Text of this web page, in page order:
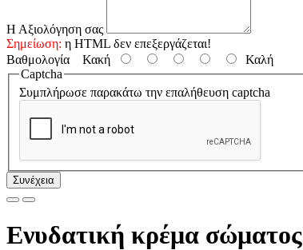
Η Αξιολόγηση σας
Σημείωση: η HTML δεν επεξεργάζεται!
Βαθμολογία Κακή
Καλή
Captcha
Συμπλήρωσε παρακάτω την επαλήθευση captcha
Συνέχεια
Ενυδατική κρέμα σώματος